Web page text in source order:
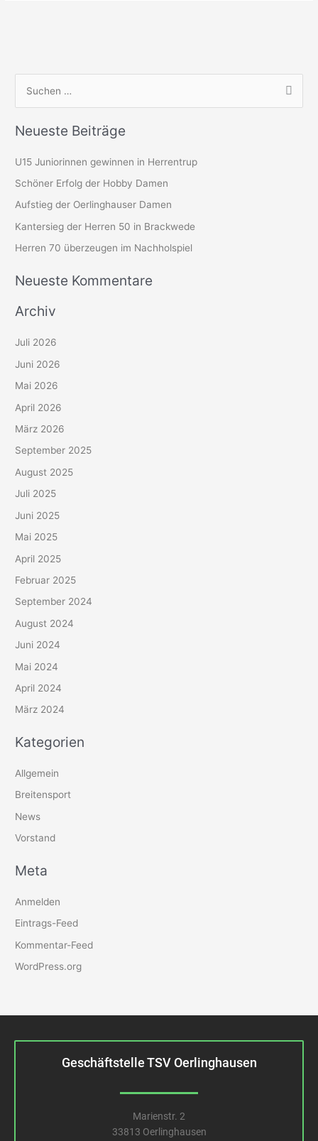
c
n
n
a
c
:
Neueste Beiträge
U15 Juniorinnen gewinnen in Herrentrup
Schöner Erfolg der Hobby Damen
Aufstieg der Oerlinghauser Damen
Kantersieg der Herren 50 in Brackwede
Herren 70 überzeugen im Nachholspiel
Neueste Kommentare
Archiv
Juli 2026
Juni 2026
Mai 2026
April 2026
März 2026
September 2025
August 2025
Juli 2025
Juni 2025
Mai 2025
April 2025
Februar 2025
September 2024
August 2024
Juni 2024
Mai 2024
April 2024
März 2024
Kategorien
Allgemein
Breitensport
News
Vorstand
Meta
Anmelden
Eintrags-Feed
Kommentar-Feed
WordPress.org
Geschäftstelle TSV Oerlinghausen
Marienstr. 2
33813 Oerlinghausen